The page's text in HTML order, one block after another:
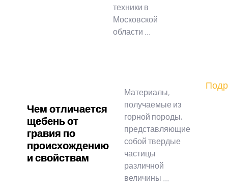
техники в
Московской
области ...
Чем отличается
щебень от
гравия по
происхождению
и свойствам
Материалы,
получаемые из
горной породы,
представляющие
собой твердые
частицы
различной
величины ...